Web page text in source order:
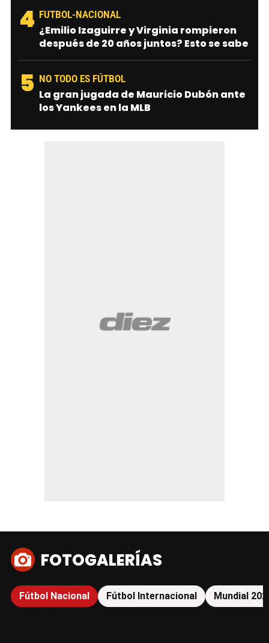
4 FUTBOL-NACIONAL
¿Emilio Izaguirre y Virginia rompieron
después de 20 años juntos? Esto se sabe
5 NO TODO ES FÚTBOL
La gran jugada de Mauricio Dubón ante
los Yankees en la MLB
FOTOGALERÍAS
Fútbol Nacional Fútbol Internacional Mundial